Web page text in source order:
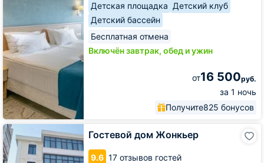
Детская площадка Детский клуб
Детский бассейн
Бесплатная отмена
Включён завтрак, обед и ужин
от16 500руб.
за 1 ночь
Получите825 бонусов
Гостевой дом Жонкьер
9.6 17 отзывов гостей
Гостевой
дом
Жонкьер